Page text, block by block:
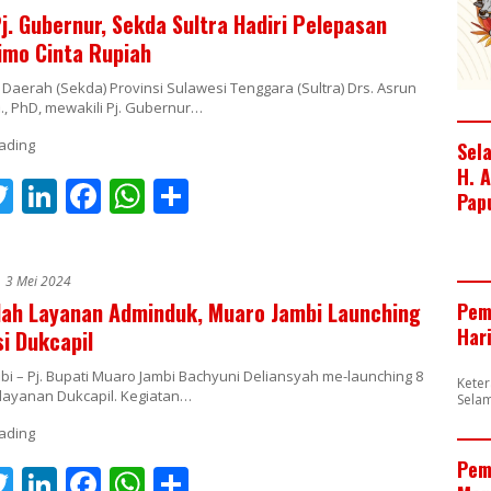
er e
dI
n
b
o
o
k
s
A
p
p
e
Gubernur, Sekda Sultra Hadiri Pelepasan
Cinta Rupiah
(Sekda) Provinsi Sulawesi Tenggara (Sultra) Drs. Asrun
PhD, mewakili Pj. Gubernur…
T
itt
er
Li
k
e
dI
n
F
b
o
o
k
W
s
A
p
p
S
e
3 Mei 2024
Layanan Adminduk, Muaro Jambi Launching
Dukcapil
– Pj. Bupati Muaro Jambi Bachyuni Deliansyah me-launching 8
Dukcapil. Kegiatan…
H.